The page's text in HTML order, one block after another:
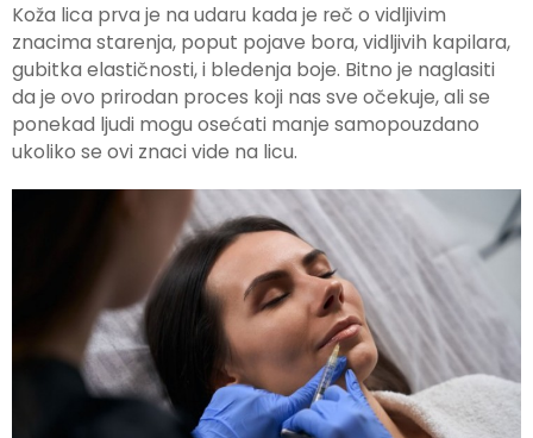
Koža lica prva je na udaru kada je reč o vidljivim
znacima starenja, poput pojave bora, vidljivih kapilara,
gubitka elastičnosti, i bledenja boje. Bitno je naglasiti
da je ovo prirodan proces koji nas sve očekuje, ali se
ponekad ljudi mogu osećati manje samopouzdano
ukoliko se ovi znaci vide na licu.